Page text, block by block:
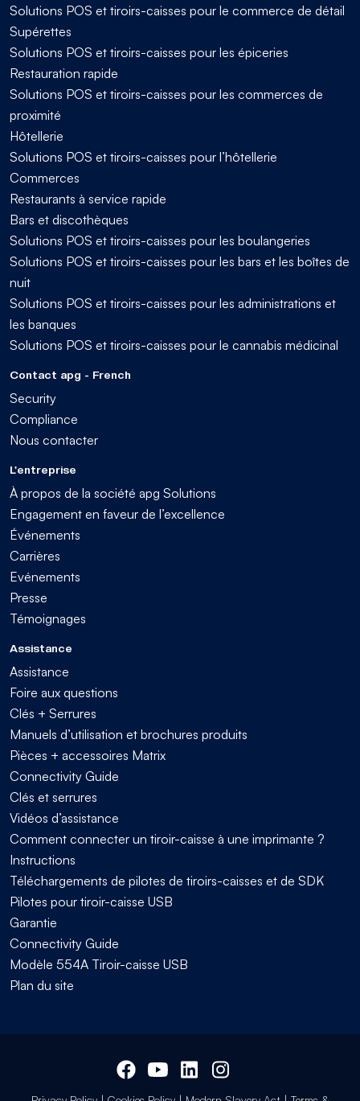
Solutions POS et tiroirs-caisses pour le commerce de détail
Supérettes
Solutions POS et tiroirs-caisses pour les épiceries
Restauration rapide
Solutions POS et tiroirs-caisses pour les commerces de
proximité
Hôtellerie
Solutions POS et tiroirs-caisses pour l’hôtellerie
Commerces
Restaurants à service rapide
Bars et discothèques
Solutions POS et tiroirs-caisses pour les boulangeries
Solutions POS et tiroirs-caisses pour les bars et les boîtes de
nuit
Solutions POS et tiroirs-caisses pour les administrations et
les banques
Solutions POS et tiroirs-caisses pour le cannabis médicinal
Contact apg - French
Security
Compliance
Nous contacter
L'entreprise
À propos de la société apg Solutions
Engagement en faveur de l’excellence
Événements
Carrières
Evénements
Presse
Témoignages
Assistance
Assistance
Foire aux questions
Clés + Serrures
Manuels d’utilisation et brochures produits
Pièces + accessoires Matrix
Connectivity Guide
Clés et serrures
Vidéos d’assistance
Comment connecter un tiroir-caisse à une imprimante ?
Instructions
Téléchargements de pilotes de tiroirs-caisses et de SDK
Pilotes pour tiroir-caisse USB
Garantie
Connectivity Guide
Modèle 554A Tiroir-caisse USB
Plan du site